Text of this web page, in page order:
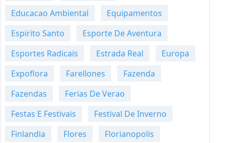
Educacao Ambiental
Equipamentos
Espirito Santo
Esporte De Aventura
Esportes Radicais
Estrada Real
Europa
Expoflora
Farellones
Fazenda
Fazendas
Ferias De Verao
Festas E Festivais
Festival De Inverno
Finlandia
Flores
Florianopolis